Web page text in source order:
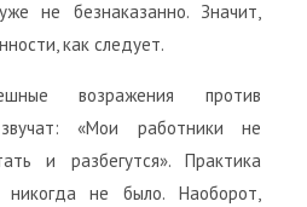
не безнаказанно. Значит,
как следует.
возражения против
«Мои работники не
и разбегутся». Практика
никогда не было. Наоборот,